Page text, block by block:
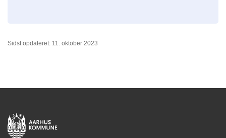
Sidst opdateret: 11. oktober 2023